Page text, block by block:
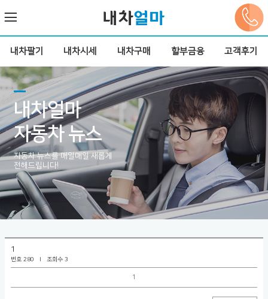
내차팔기 내차시세 내차구매 할부금융 고객후기
내차얼마
자동차 뉴스
자동차 뉴스를 매일매일 새롭게
전해드립니다!
1
번호 280 l 조회수 3
1